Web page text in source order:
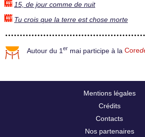
15, de jour comme de nuit
Tu crois que la terre est chose morte
Autour du 1 er mai participe à la Core
Mentions légales
Crédits
Contacts
Nos partenaires